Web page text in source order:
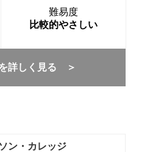
難易度
比較的やさしい
詳しく見る ＞
ン・カレッジ